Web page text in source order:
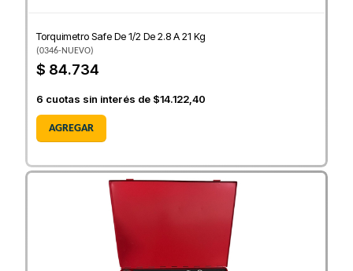
Torquimetro Safe De 1/2 De 2.8 A 21 Kg
(0346-NUEVO)
$ 84.734
6 cuotas sin interés de $14.122,40
AGREGAR